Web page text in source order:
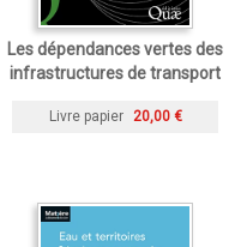
Les dépendances vertes des
infrastructures de transport
Livre papier 20,00 €